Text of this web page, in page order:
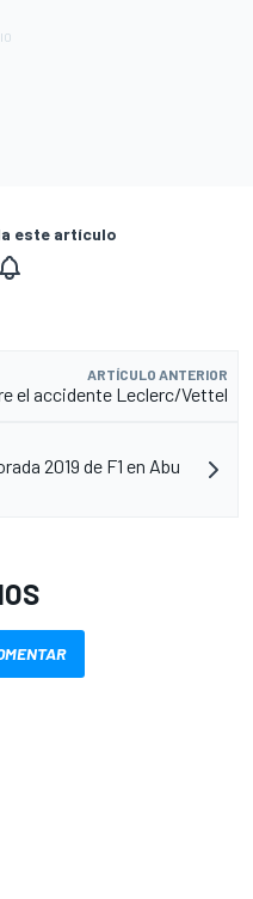
este artículo
ARTÍCULO ANTERIOR
el accidente Leclerc/Vettel
2019 de F1 en Abu